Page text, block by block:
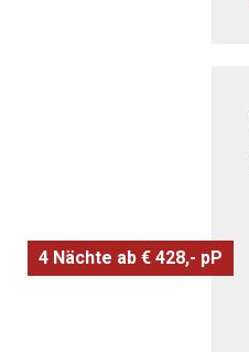
4 Nächte ab € 428,- pP